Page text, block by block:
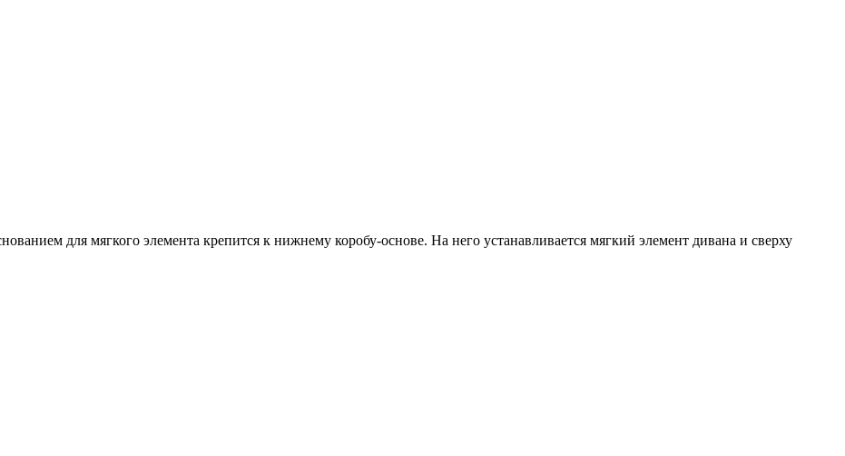
для мягкого элемента крепится к нижнему коробу-основе. На него устанавливается мягкий элемент дивана и сверху